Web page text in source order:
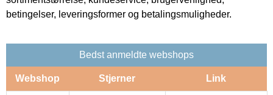
betingelser, leveringsformer og betalingsmuligheder.
Bedst anmeldte webshops
Webshop Stjerner Link